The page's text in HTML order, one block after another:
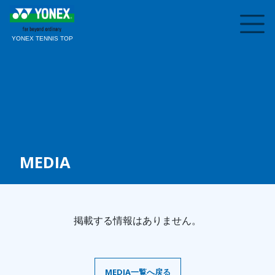
YONEX TENNIS TOP
MEDIA
掲載する情報はありません。
MEDIA一覧へ戻る